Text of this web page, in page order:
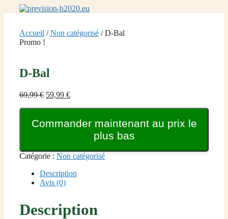
Accueil /Non catégorisé / D-Bal
Promo !
D-Bal
69,99€ Le
était :
59,99 €Le
est :
Commander maintenant au prix le
plus bas
Catégorie : Non catégorisé
Description
Avis (0)
Description